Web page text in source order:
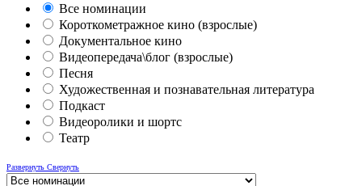
Все номинации
Короткометражное кино (взрослые)
Документальное кино
Видеопередача\блог (взрослые)
Песня
Художественная и познавательная литература
Подкаст
Видеоролики и шортс
Театр
Развернуть Свернуть